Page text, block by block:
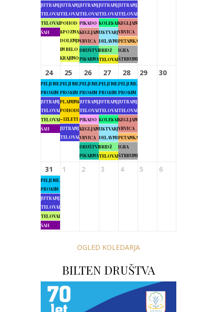
JUTRANJA
TELOVADBA
TELOVADBA
ŠAH
JUTRANJA
TELOVADBA
POHOD
SPOZNAJMO
DOLENJSKO
IN BELO
KRAJINO
JUTRANJA
TELOVADBA
PIKADO
KEGLJANJE
VRVICA
DRUŠTVENA
PISARNA
JUTRANJA
TELOVADBA
KOLESARJENJE
USTVARJALNE
DELAVNICE
BRIDŽ
TELOVADBA
JUTRANJA
TELOVADBA
KEGLJANJE
VRVICA
PETANKA
IGRA
ŠTRBUNK
24
PELJI ME,
PROSIM
JUTRANJA
TELOVADBA
TELOVADBA
ŠAH
25
PELJI ME,
PROSIM
PLANINSKI
POHODI
– IZLETI
JUTRANJA
TELOVADBA
26
PELJI ME,
PROSIM
JUTRANJA
TELOVADBA
PIKADO
KEGLJANJE
VRVICA
DRUŠTVENA
PISARNA
27
PELJI ME,
PROSIM
JUTRANJA
TELOVADBA
KOLESARJENJE
USTVARJALNE
DELAVNICE
BRIDŽ
TELOVADBA
28
PELJI ME,
PROSIM
JUTRANJA
TELOVADBA
KEGLJANJE
VRVICA
PETANKA
IGRA
ŠTRBUNK
29 30
31
PELJI ME,
PROSIM
JUTRANJA
TELOVADBA
TELOVADBA
ŠAH
1 2 3 4 5 6
OGLED KOLEDARJA
BILTEN DRUŠTVA